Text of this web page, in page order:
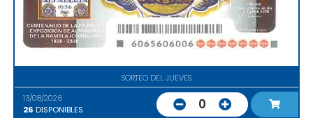
SORTEO DEL JUEVES
13/08/2026
26 DISPONIBLES 0